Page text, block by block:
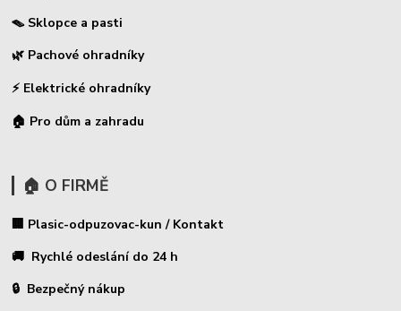
🪤 Sklopce a pasti
🌿 Pachové ohradníky
⚡ Elektrické ohradníky
🏠 Pro dům a zahradu
🏠 O FIRMĚ
🏢 Plasic-odpuzovac-kun / Kontakt
🚚 Rychlé odeslání do 24 h
🔒 Bezpečný nákup